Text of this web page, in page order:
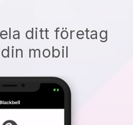
ditt företag
mobil